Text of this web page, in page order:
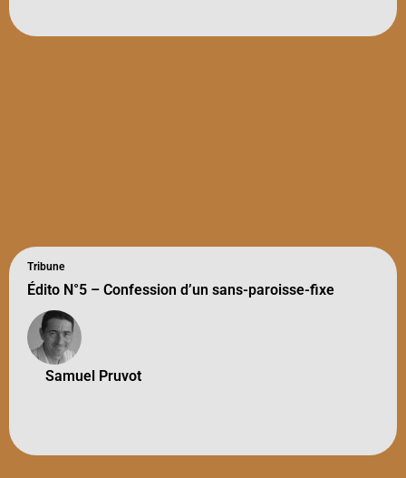
Tribune
Édito N°5 – Confession d’un sans-paroisse-fixe
Samuel Pruvot